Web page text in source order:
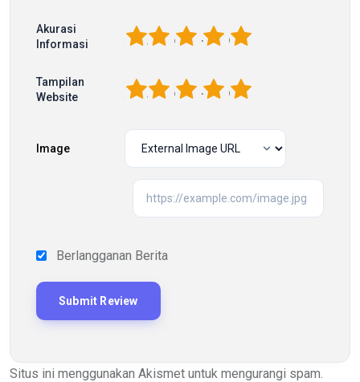
Akurasi
Informasi
5
4
3
2
Tampilan
Website
5
4
3
2
Image
Berlangganan Berita
Situs ini menggunakan Akismet untuk mengurangi spam.